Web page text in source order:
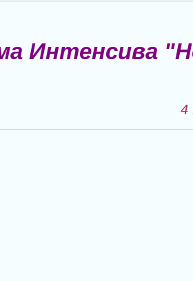
Интенсива
4